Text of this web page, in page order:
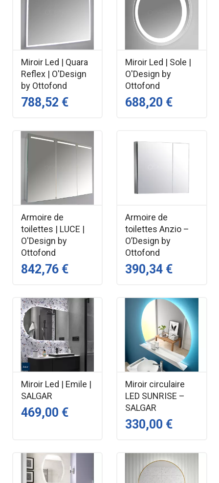
Miroir Led | Quara
Reflex | O'Design
by Ottofond
788,52 €
Miroir Led | Sole |
O'Design by
Ottofond
688,20 €
Armoire de
toilettes | LUCE |
O'Design by
Ottofond
842,76 €
Armoire de
toilettes Anzio –
O’Design by
Ottofond
390,34 €
Miroir Led | Emile |
SALGAR
469,00 €
Miroir circulaire
LED SUNRISE –
SALGAR
330,00 €